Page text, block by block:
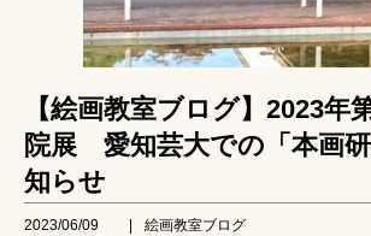
【絵画教室ブログ】2023年
院展 愛知芸大での「本画
知らせ
2023/06/09
絵画教室ブログ